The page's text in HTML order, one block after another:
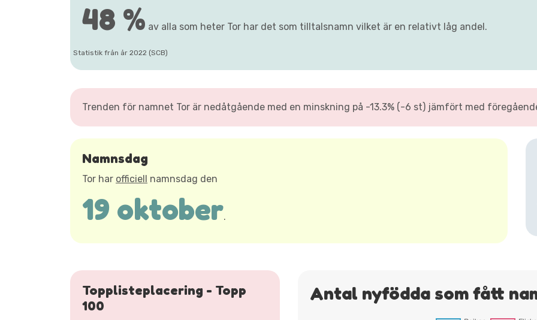
48 % av alla som heter Tor har det som tilltalsnamn vilket är en relativt låg andel.
Statistik från år 2022 (SCB)
Trenden för namnet Tor är nedåtgående med en minskning på -13.3% (-6 st) jämfört med
Namnsdag
Tor har officiell namnsdag den
19 oktober.
Topplisteplacering - Topp
100
Antal nyfödda som fått